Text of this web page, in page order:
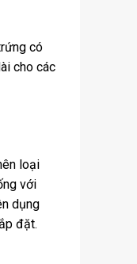
có
cho các
loại
với
dụng
đặt.